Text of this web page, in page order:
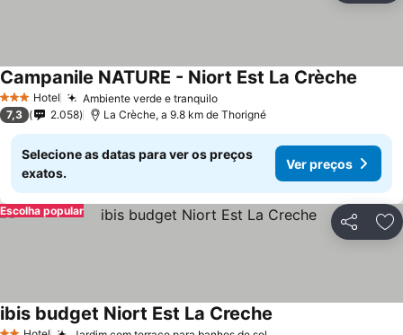
3 EstrelasHotel Ambiente verde e tranquilo
Campanile NATURE - Niort Est La Crèche
7,3 2.058 La Crèche, a 9.8 km de Thorigné
Selecione as datas para ver os preços
exatos.
Ver preços
Partilhar
Escolha popular
ibis budget Niort Est La Creche